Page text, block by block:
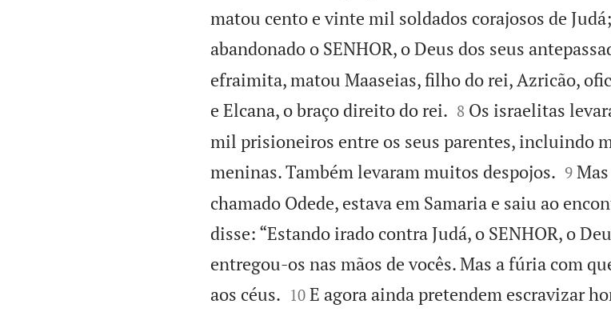
matou cento e vinte mil soldados corajosos de
abandonado o SENHOR, o Deus dos seus
efraimita, matou Maaseias, filho do rei, Azricão,
e Elcana, o braço direito do rei.
8 Os israelitas
mil prisioneiros entre os seus parentes, incluindo
meninas. Também levaram muitos despojos.
9
chamado Odede, estava em Samaria e saiu ao
disse: “Estando irado contra Judá, o SENHOR, o
entregou-os nas mãos de vocês. Mas a fúria com
aos céus.
10 E agora ainda pretendem escravizar